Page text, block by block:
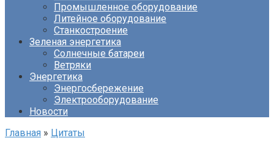
Промышленное оборудование
Литейное оборудование
Станкостроение
Зеленая энергетика
Солнечные батареи
Ветряки
Энергетика
Энергосбережение
Электрооборудование
Новости
Главная » Цитаты